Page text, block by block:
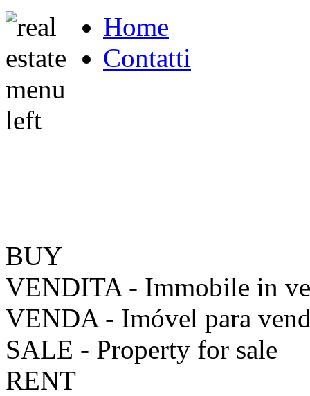
Home
Contatti
BUY
VENDITA - Immobile in
VENDA - Imóvel para
SALE - Property for sale
RENT